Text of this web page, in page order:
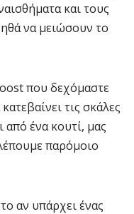
και τους
να μειώσουν το
που δεχόμαστε
τις σκάλες
ένα κουτί, μας
παρόμοιο
αν υπάρχει ένας